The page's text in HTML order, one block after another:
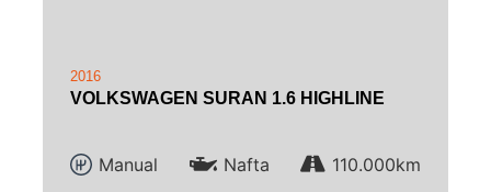
2016
VOLKSWAGEN SURAN 1.6 HIGHLINE
Manual Nafta 110.000km